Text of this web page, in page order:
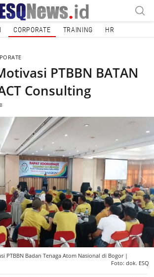
CORPORATE TRAINING HR
PTBBN BATAN
Consulting
PTBBN Badan Tenaga Atom Nasional di Bogor |
Foto: dok. ESQ